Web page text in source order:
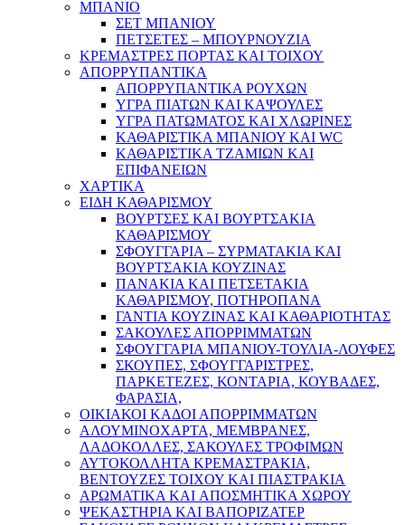
ΜΠΑΝΙΟ
ΣΕΤ ΜΠΑΝΙΟΥ
ΠΕΤΣΕΤΕΣ – ΜΠΟΥΡΝΟΥΖΙΑ
ΚΡΕΜΑΣΤΡΕΣ ΠΟΡΤΑΣ ΚΑΙ ΤΟΙΧΟΥ
ΑΠΟΡΡΥΠΑΝΤΙΚΑ
ΑΠΟΡΡΥΠΑΝΤΙΚΑ ΡΟΥΧΩΝ
ΥΓΡΑ ΠΙΑΤΩΝ ΚΑΙ ΚΑΨΟΥΛΕΣ
ΥΓΡΑ ΠΑΤΩΜΑΤΟΣ ΚΑΙ ΧΛΩΡΙΝΕΣ
ΚΑΘΑΡΙΣΤΙΚΑ ΜΠΑΝΙΟΥ ΚΑΙ WC
ΚΑΘΑΡΙΣΤΙΚΑ ΤΖΑΜΙΩΝ ΚΑΙ
ΕΠΙΦΑΝΕΙΩΝ
ΧΑΡΤΙΚΑ
ΕΙΔΗ ΚΑΘΑΡΙΣΜΟΥ
ΒΟΥΡΤΣΕΣ ΚΑΙ ΒΟΥΡΤΣΑΚΙΑ
ΚΑΘΑΡΙΣΜΟΥ
ΣΦΟΥΓΓΑΡΙΑ – ΣΥΡΜΑΤΑΚΙΑ ΚΑΙ
ΒΟΥΡΤΣΑΚΙΑ ΚΟΥΖΙΝΑΣ
ΠΑΝΑΚΙΑ ΚΑΙ ΠΕΤΣΕΤΑΚΙΑ
ΚΑΘΑΡΙΣΜΟΥ, ΠΟΤΗΡΟΠΑΝΑ
ΓΑΝΤΙΑ ΚΟΥΖΙΝΑΣ ΚΑΙ ΚΑΘΑΡΙΟΤΗΤΑΣ
ΣΑΚΟΥΛΕΣ ΑΠΟΡΡΙΜΜΑΤΩΝ
ΣΦΟΥΓΓΑΡΙΑ ΜΠΑΝΙΟΥ-ΤΟΥΛΙΑ-ΛΟΥΦΕΣ
ΣΚΟΥΠΕΣ, ΣΦΟΥΓΓΑΡΙΣΤΡΕΣ,
ΠΑΡΚΕΤΕΖΕΣ, ΚΟΝΤΑΡΙΑ, ΚΟΥΒΑΔΕΣ,
ΦΑΡΑΣΙΑ,
ΟΙΚΙΑΚΟΙ ΚΑΔΟΙ ΑΠΟΡΡΙΜΜΑΤΩΝ
ΑΛΟΥΜΙΝΟΧΑΡΤΑ, ΜΕΜΒΡΑΝΕΣ,
ΛΑΔΟΚΟΛΛΕΣ, ΣΑΚΟΥΛΕΣ ΤΡΟΦΙΜΩΝ
ΑΥΤΟΚΟΛΛΗΤΑ ΚΡΕΜΑΣΤΡΑΚΙΑ,
ΒΕΝΤΟΥΖΕΣ ΤΟΙΧΟΥ ΚΑΙ ΠΙΑΣΤΡΑΚΙΑ
ΑΡΩΜΑΤΙΚΑ KAI ΑΠΟΣΜΗΤΙΚΑ ΧΩΡΟΥ
ΨΕΚΑΣΤΗΡΙΑ ΚΑΙ ΒΑΠΟΡΙΖΑΤΕΡ